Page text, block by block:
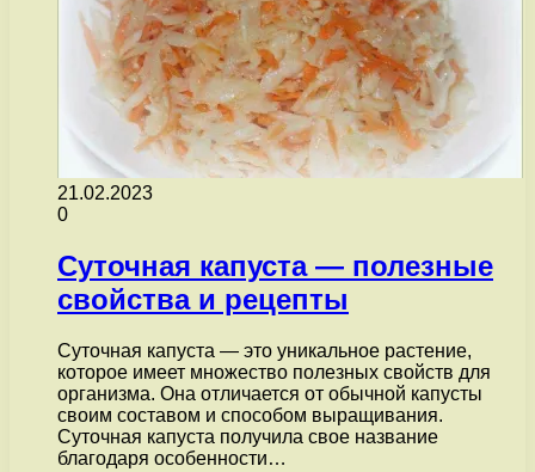
21.02.2023
0
Суточная капуста — полезные
свойства и рецепты
Суточная капуста — это уникальное растение,
которое имеет множество полезных свойств для
организма. Она отличается от обычной капусты
своим составом и способом выращивания.
Суточная капуста получила свое название
благодаря особенности…